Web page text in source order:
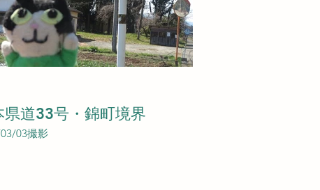
県道33号・錦町境界
03撮影